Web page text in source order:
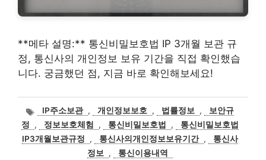
**메타 설명:** 통신비밀보호법 IP 3개월 보관 규
정, 통신사의 개인정보 보유 기간을 직접 확인했습
니다. 궁금했던 점, 지금 바로 확인해보세요!
태
그
IP주소보관 , 개인정보보호 , 법률정보 ,
보안규
정
, 정보보호체험 , 통신비밀보호법 ,
통신비밀보호법
IP3개월보관규정
, 통신사의개인정보보유기간 ,
통신사
정보
, 통신이용내역